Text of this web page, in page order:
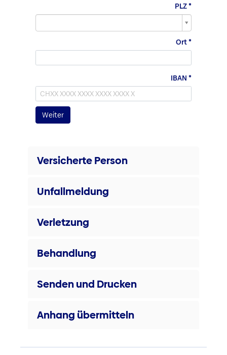
PLZ
PLZ
Ort
IBAN
Versicherte Person
Unfallmeldung
Verletzung
Behandlung
Senden und Drucken
Anhang übermitteln